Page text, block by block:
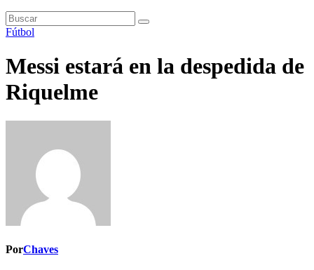
Fútbol
Messi estará en la despedida de
Riquelme
PorChaves